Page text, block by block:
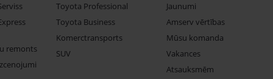
remonts
Toyota Professional
Toyota Business
Komerctransports
SUV
Jaunumi
Amserv vērtības
Mūsu komanda
Vakances
Atsauksmēm